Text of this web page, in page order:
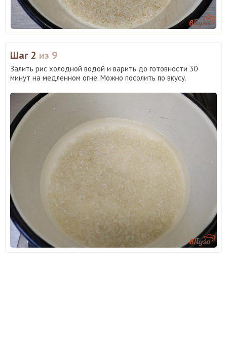
Шаг 2 из 9
Залить рис холодной водой и варить до готовности 30
минут на медленном огне. Можно посолить по вкусу.